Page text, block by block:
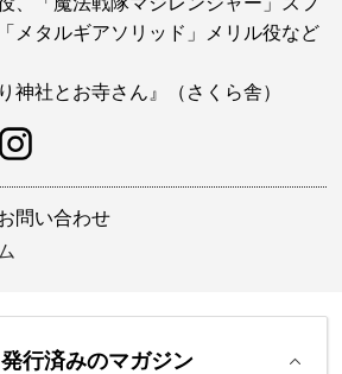
メタルギアソリッド」メリル役など
神社とお寺さん』（さくら舎）
問い合わせ
行済みのマガジン